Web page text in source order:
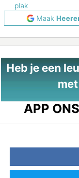
plak
Maak
Heb je een
APP